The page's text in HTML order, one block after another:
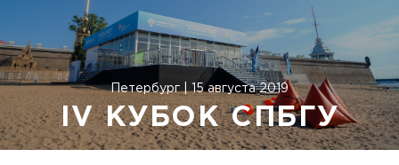
Петербург | 15 августа 2019
IV КУБОК СПБГУ